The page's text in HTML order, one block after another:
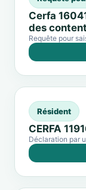
Cerfa
des
Requête pour
Résident
CERFA
Déclaration par